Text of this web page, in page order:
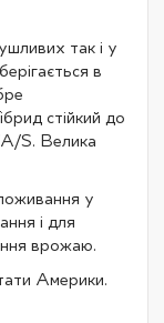
так і у
в
стійкий до
S. Велика
у
і для
врожаю.
Америки.